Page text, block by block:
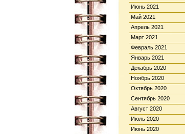
Июнь 2021
Май 2021
Апрель 2021
Март 2021
Февраль 2021
Январь 2021
Декабрь 2020
Ноябрь 2020
Октябрь 2020
Сентябрь 2020
Август 2020
Июль 2020
Июнь 2020